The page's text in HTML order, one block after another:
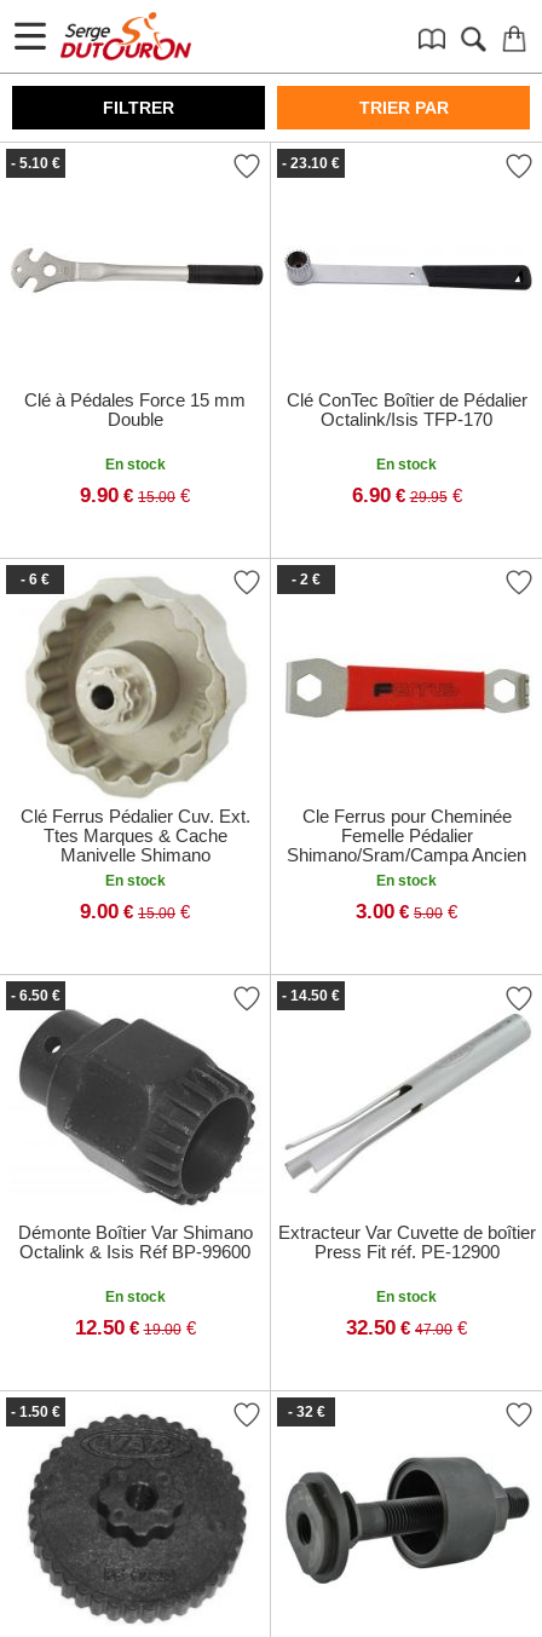
FILTRER TRIER PAR
- 5.10 €
Clé à Pédales Force 15 mm
Double
En stock
9.90 € 15.00 €
- 23.10 €
Clé ConTec Boîtier de Pédalier
Octalink/Isis TFP-170
En stock
6.90 € 29.95€
- 6 €
Clé Ferrus Pédalier Cuv. Ext.
Ttes Marques & Cache
Manivelle Shimano
En stock
9.00 € 15.00 €
- 2 €
Cle Ferrus pour Cheminée
Femelle Pédalier
Shimano/Sram/Campa Ancien
En stock
3.00 € 5.00 €
- 6.50 €
Démonte Boîtier Var Shimano
Octalink & Isis Réf BP-99600
En stock
12.50 € 19.00€
- 14.50 €
Extracteur Var Cuvette de boîtier
Press Fit réf. PE-12900
En stock
32.50 € 47.00 €
- 1.50 € - 32 €